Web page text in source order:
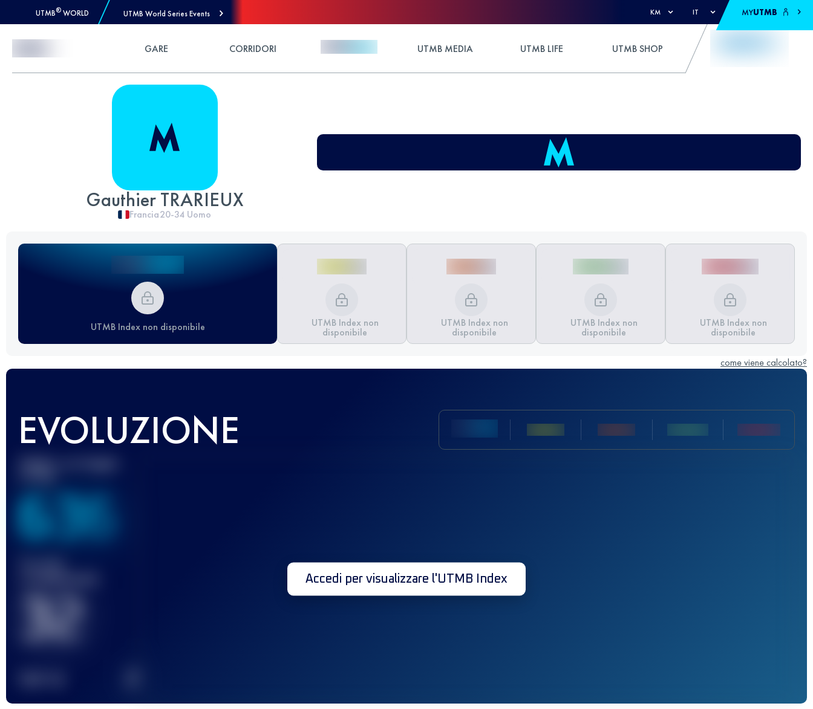
UTMB® WORLD UTMB World Series Events KM IT MYUTMB
GARE CORRIDORI UTMB MEDIA UTMB LIFE UTMB SHOP
Gauthier TRARIEUX
Francia20-34 Uomo
UTMB Index non disponibile UTMB Index non
disponibile
UTMB Index non
disponibile
UTMB Index non
disponibile
UTMB Index non
disponibile
come viene calcolato?
EVOLUZIONE
Miglior punteggio
636
Gara(e)
32
Accedi per visualizzare l'UTMB Index